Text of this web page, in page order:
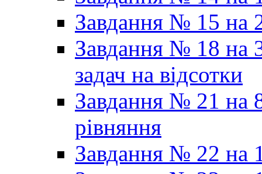
Завдання № 15 на
Завдання № 18 на
задач на відсотки
Завдання № 21 на
рівняння
Завдання № 22 на